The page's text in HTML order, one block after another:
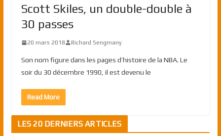
Scott Skiles, un double-double à
30 passes
20 mars 2018 Richard Sengmany
Son nom figure dans les pages d’histoire de la NBA. Le
soir du 30 décembre 1990, il est devenu le
Read More
LES 20 DERNIERS ARTICLES